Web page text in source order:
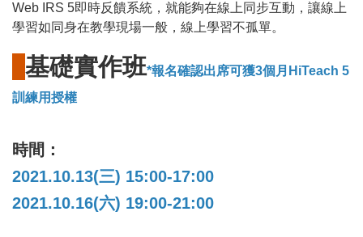
Web IRS 5即時反饋系統，就能夠在線上同步互動，讓線上
學習如同身在教學現場一般，線上學習不孤單。
基礎實作班*報名確認出席可獲3個月HiTeach 5
訓練用授權
時間：
2021.10.13(三) 15:00-17:00
2021.10.16(六) 19:00-21:00